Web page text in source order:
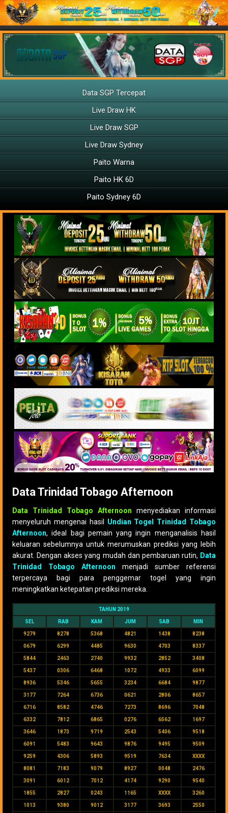
Data SGP Tercepat
Live Draw HK
Live Draw SGP
Live Draw Sydney
Paito Warna
Paito HK 6D
Paito Sydney 6D
Data Trinidad Tobago Afternoon
Data Trinidad Tobago Afternoon menyediakan informasi
menyeluruh mengenai hasil Undian Togel Trinidad Tobago
Afternoon, ideal bagi pemain yang ingin menganalisis hasil
keluaran sebelumnya untuk merumuskan prediksi yang lebih
akurat. Dengan akses yang mudah dan pembaruan rutin, Data
Trinidad Tobago Afternoon menjadi sumber referensi
terpercaya bagi para penggemar togel yang ingin
meningkatkan ketepatan prediksi mereka.
TAHUN 2019
SEL RAB KAM JUM SAB MIN
9279 8278 5368 4821 1438 8238
0679 6299 4485 9630 4703 8337
5844 2463 2740 9932 2852 3408
5437 0306 6468 1072 4933 6099
8936 5346 5655 3234 6684 9877
3177 7264 6736 0621 2806 8657
6716 8582 4746 7273 8696 7048
6332 7812 6865 0276 6562 1697
3646 1873 9719 2543 5406 9518
6091 5483 9643 9876 9495 9509
9259 4306 5893 9519 7634 XXXX
8081 7183 9079 8927 0048 2476
3091 6012 7012 4174 9290 9540
1855 2827 0243 1165 XXXX 3260
1013 9380 9012 3177 3693 2550